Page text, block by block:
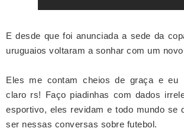
E desde que foi anunciada a sede da
uruguaios voltaram a sonhar com um novo
Eles me contam cheios de graça e eu
claro rs! Faço piadinhas com dados
esportivo, eles revidam e todo mundo se
ser nessas conversas sobre futebol.